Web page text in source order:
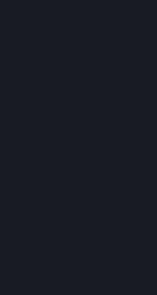
❌[LEAK-
https://steamcommunity.com/
❌[LEAK-
https://steamcommunity.com/
[LEAK][RP][DEP]Map SchoolCity V3 -
https://steamcommunity.com/
[SAND]RP School/Ecole Polyvalente
https://steamcommunity.com/